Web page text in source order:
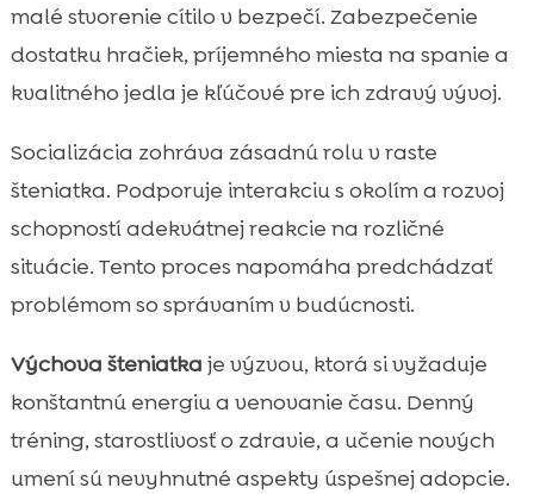
malé stvorenie cítilo v bezpečí. Zabezpečenie
dostatku hračiek, príjemného miesta na spanie a
kvalitného jedla je kľúčové pre ich zdravý vývoj.
Socializácia zohráva zásadnú rolu v raste
šteniatka. Podporuje interakciu s okolím a rozvoj
schopností adekvátnej reakcie na rozličné
situácie. Tento proces napomáha predchádzať
problémom so správaním v budúcnosti.
Výchova šteniatka je výzvou, ktorá si vyžaduje
konštantnú energiu a venovanie času. Denný
tréning, starostlivosť o zdravie, a učenie nových
umení sú nevyhnutné aspekty úspešnej adopcie.